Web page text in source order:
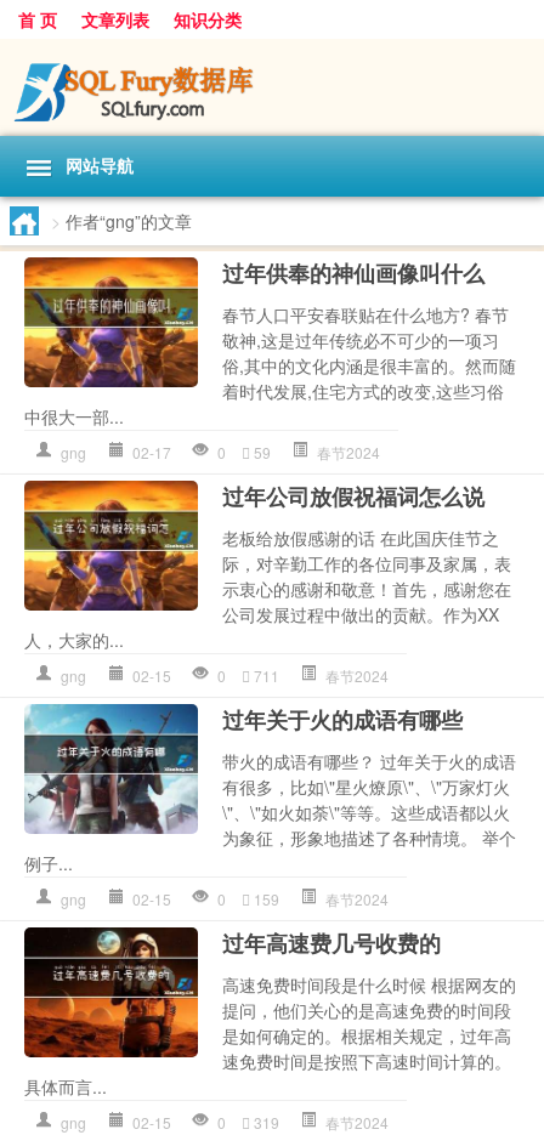
首 页 文章列表 知识分类
网站导航
> 作者“gng”的文章
过年供奉的神仙画像叫什么
春节人口平安春联贴在什么地方? 春节
敬神,这是过年传统必不可少的一项习
俗,其中的文化内涵是很丰富的。然而随
着时代发展,住宅方式的改变,这些习俗
中很大一部...
gng 02-17 0 59 春节2024
过年公司放假祝福词怎么说
老板给放假感谢的话 在此国庆佳节之
际，对辛勤工作的各位同事及家属，表
示衷心的感谢和敬意！首先，感谢您在
公司发展过程中做出的贡献。作为XX
人，大家的...
gng 02-15 0 711 春节2024
过年关于火的成语有哪些
带火的成语有哪些？ 过年关于火的成语
有很多，比如\"星火燎原\"、\"万家灯火
\"、\"如火如荼\"等等。这些成语都以火
为象征，形象地描述了各种情境。 举个
例子...
gng 02-15 0 159 春节2024
过年高速费几号收费的
高速免费时间段是什么时候 根据网友的
提问，他们关心的是高速免费的时间段
是如何确定的。根据相关规定，过年高
速免费时间是按照下高速时间计算的。
具体而言...
gng 02-15 0 319 春节2024